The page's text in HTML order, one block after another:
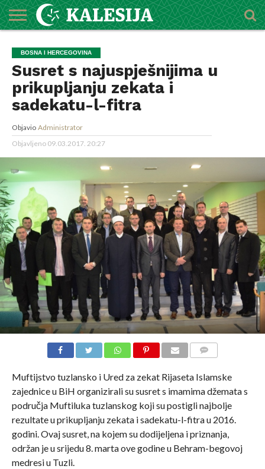
O
MEDŽLISU
DŽEMATI
IMAMI
MEKTEBSKI
CENTAR
VIJESTI
HUTBE
NAJAVE
KALENDAR
KONTAKT
BOSNA I HERCEGOVINA
Susret s najuspješnijima u
prikupljanju zekata i
sadekatu-l-fitra
Objavio Administrator
Objavljeno 09.03.2017. 20:27
Muftijstvo tuzlansko i Ured za zekat Rijaseta Islamske
zajednice u BiH organizirali su susret s imamima džemata s
područja Muftiluka tuzlanskog koji su postigli najbolje
rezultate u prikupljanju zekata i sadekatu-l-fitra u 2016.
godini. Ovaj susret, na kojem su dodijeljena i priznanja,
održan je u srijedu 8. marta ove godine u Behram-begovoj
medresi u Tuzli.